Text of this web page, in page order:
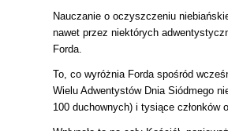
Nauczanie o oczyszczeniu
nawet przez niektórych
Forda.
To, co wyróżnia Forda spośród
Wielu Adwentystów Dnia Siódmego
100 duchownych) i tysiące członków